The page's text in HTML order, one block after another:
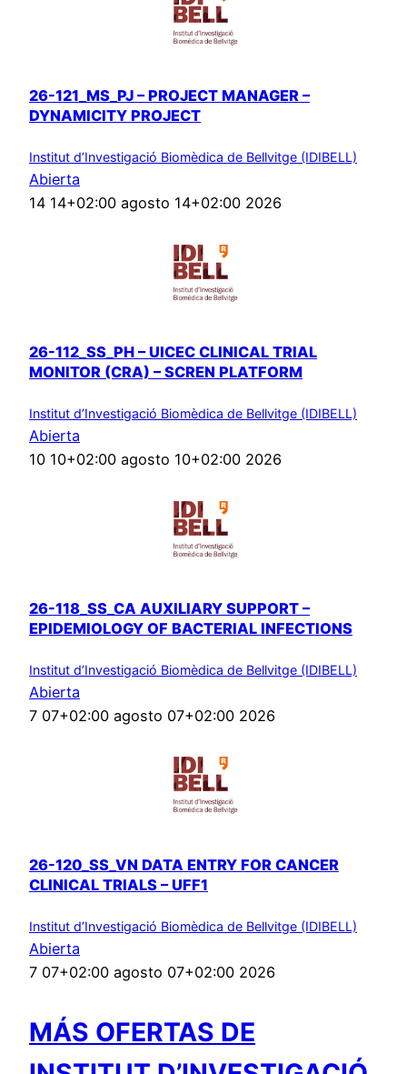
26-121_MS_PJ – PROJECT MANAGER –
DYNAMICITY PROJECT
Institut d’Investigació Biomèdica de Bellvitge (IDIBELL)
Abierta
14 14+02:00 agosto 14+02:00 2026
26-112_SS_PH – UICEC CLINICAL TRIAL
MONITOR (CRA) – SCREN PLATFORM
Institut d’Investigació Biomèdica de Bellvitge (IDIBELL)
Abierta
10 10+02:00 agosto 10+02:00 2026
26-118_SS_CA AUXILIARY SUPPORT –
EPIDEMIOLOGY OF BACTERIAL INFECTIONS
Institut d’Investigació Biomèdica de Bellvitge (IDIBELL)
Abierta
7 07+02:00 agosto 07+02:00 2026
26-120_SS_VN DATA ENTRY FOR CANCER
CLINICAL TRIALS – UFF1
Institut d’Investigació Biomèdica de Bellvitge (IDIBELL)
Abierta
7 07+02:00 agosto 07+02:00 2026
MÁS OFERTAS DE